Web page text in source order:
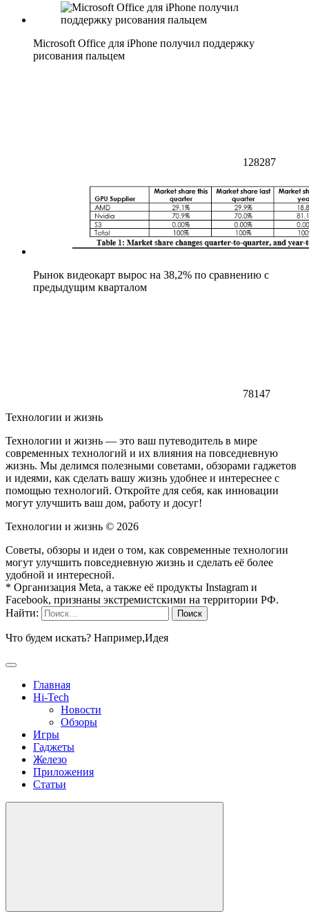
Microsoft Office для iPhone получил поддержку
рисования пальцем
128287
Рынок видеокарт вырос на 38,2% по сравнению с
предыдущим кварталом
78147
Технологии и жизнь
Технологии и жизнь — это ваш путеводитель в мире
современных технологий и их влияния на повседневную
жизнь. Мы делимся полезными советами, обзорами гаджетов
и идеями, как сделать вашу жизнь удобнее и интереснее с
помощью технологий. Откройте для себя, как инновации
могут улучшить ваш дом, работу и досуг!
Технологии и жизнь © 2026
Советы, обзоры и идеи о том, как современные технологии
могут улучшить повседневную жизнь и сделать её более
удобной и интересной.
* Организация Meta, а также её продукты Instagram и
Facebook, признаны экстремистскими на территории РФ.
Найти:
Что будем искать? Например,Идея
Главная
Hi-Tech
Новости
Обзоры
Игры
Гаджеты
Железо
Приложения
Статьи